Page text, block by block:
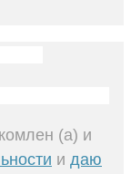
(а) и
и даю